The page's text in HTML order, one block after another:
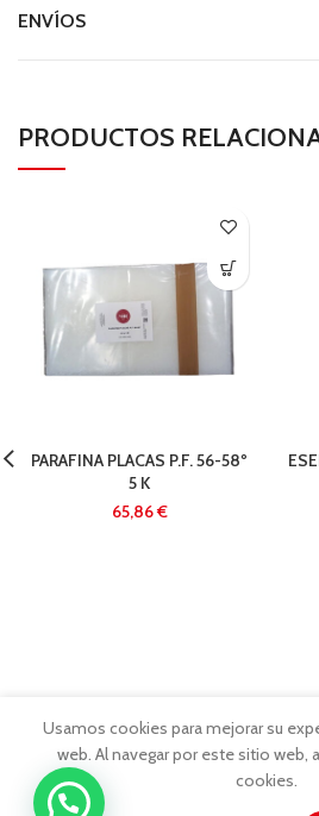
ENVÍOS
PRODUCTOS
PARAFINA PLACAS P.F. 56-58º
5 K
€
Usamos cookies para mejorar su
web. Al navegar por este sitio web,
cookies.